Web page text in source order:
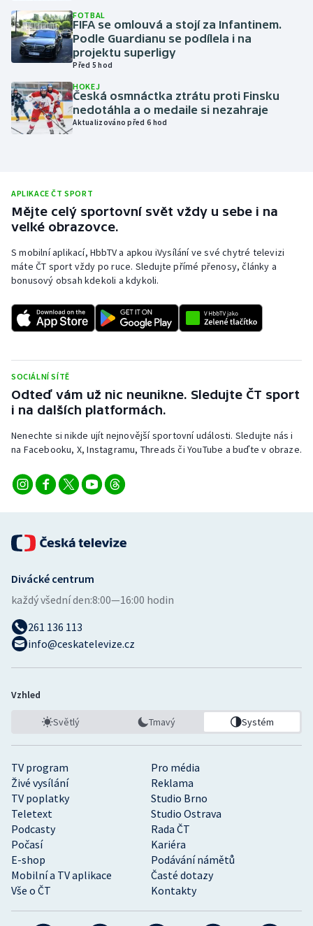
Olympijské hry
Parasport
Plážový volejbal
Rychlostní kanoistika
Sportovní střelba
Stolní tenis
Veslování
Vodní slalom
Volejbal
Ostatní
FOTBAL
FIFA se omlouvá a stojí za Infantinem.
Podle Guardianu se podílela i na
projektu superligy
Před 5 hod
HOKEJ
Česká osmnáctka ztrátu proti Finsku
nedotáhla a o medaile si nezahraje
Aktualizováno před 6 hod
APLIKACE ČT SPORT
Mějte celý sportovní svět vždy u sebe i na
velké obrazovce.
S mobilní aplikací, HbbTV a apkou iVysílání ve své chytré televizi
máte ČT sport vždy po ruce. Sledujte přímé přenosy, články a
bonusový obsah kdekoli a kdykoli.
SOCIÁLNÍ SÍTĚ
Odteď vám už nic neunikne. Sledujte ČT sport
i na dalších platformách.
Nenechte si nikde ujít nejnovější sportovní události. Sledujte nás i
na Facebooku, X, Instagramu, Threads či YouTube a buďte v obraze.
TV program
Pro média
Živé vysílání
Reklama
TV poplatky
Studio Brno
Teletext
Studio Ostrava
Podcasty
Rada ČT
Počasí
Kariéra
E-shop
Podávání námětů
Mobilní a TV aplikace
Časté dotazy
Vše o ČT
Kontakty
Divácké centrum
každý všední den:8:00—16:00 hodin
261 136 113
info@ceskatelevize.cz
Vzhled
Světlý Tmavý Systém